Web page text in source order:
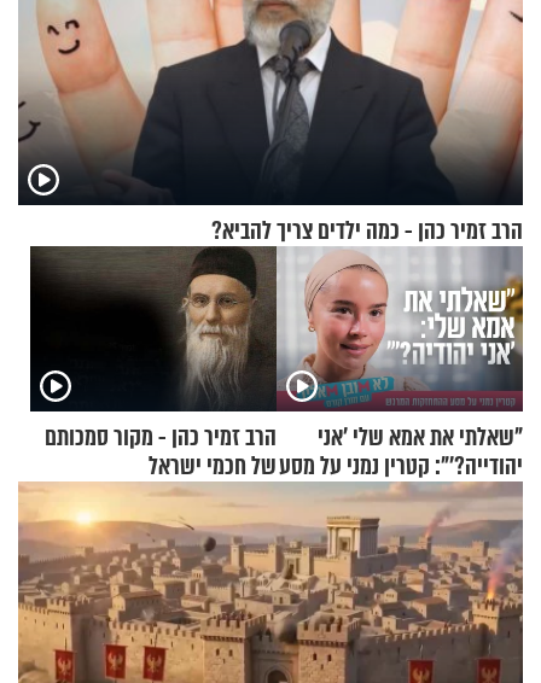
הרב זמיר כהן - כמה ילדים צריך להביא?
"שאלתי את אמא שלי 'אני
יהודייה?'": קטרין נמני על מסע
ההתחזקות המרגש
הרב זמיר כהן - מקור סמכותם
של חכמי ישראל